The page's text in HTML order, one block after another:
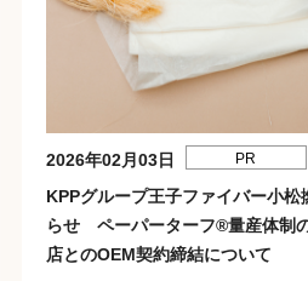
2026年02月03日 PR
KPPグループ王子ファイバー小松
らせ ペーパーターフ®量産体制
店とのOEM契約締結について